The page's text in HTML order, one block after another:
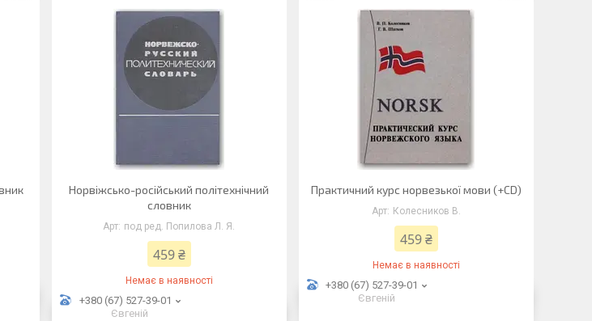
Норвіжсько-російський політехнічний
словник
под ред. Попилова Л. Я.
459 ₴
Немає в наявності
+380 (67) 527-39-01
Євгеній
Практичний курс норвезької мови (+CD)
Колесников В.
459 ₴
Немає в наявності
+380 (67) 527-39-01
Євгеній